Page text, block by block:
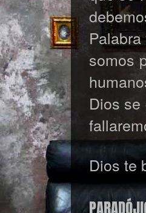
somos
Dios
Dios te